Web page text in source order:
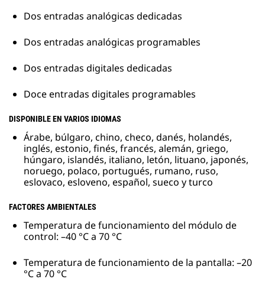
Dos entradas analógicas dedicadas
Dos entradas analógicas programables
Dos entradas digitales dedicadas
Doce entradas digitales programables
DISPONIBLE EN VARIOS IDIOMAS
Árabe, búlgaro, chino, checo, danés, holandés,
inglés, estonio, finés, francés, alemán, griego,
húngaro, islandés, italiano, letón, lituano, japonés,
noruego, polaco, portugués, rumano, ruso,
eslovaco, esloveno, español, sueco y turco
FACTORES AMBIENTALES
Temperatura de funcionamiento del módulo de
control: –40 °C a 70 °C
Temperatura de funcionamiento de la pantalla: –20
°C a 70 °C